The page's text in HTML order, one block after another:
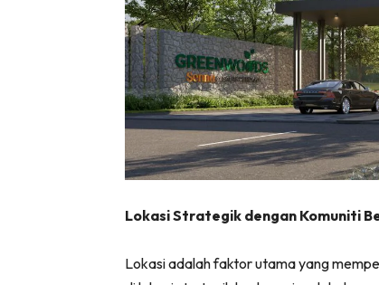
Lokasi Strategik dengan Komuniti
Lokasi adalah faktor utama yang